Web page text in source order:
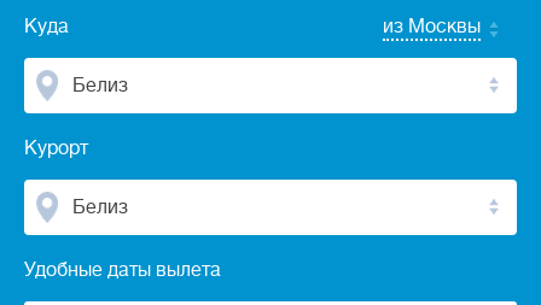
Куда из Москвы
Белиз
Курорт
Белиз
Удобные даты вылета